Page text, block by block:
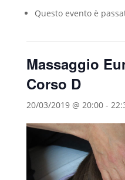
Questo evento è
Massaggio
Corso D
20/03/2019 @ 20:00-